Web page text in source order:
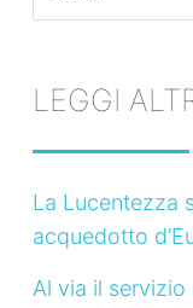
for:
LEGGI
La Lucentezza
acquedotto
Al via il servizio